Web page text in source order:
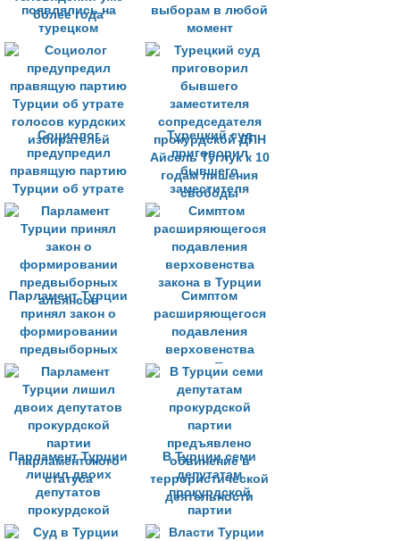
появлялись на
турецком
национальном
телевидении уже
более года
выборам в любой
момент
Социолог
предупредил
правящую партию
Турции об утрате
голосов курдских
избирателей
Турецкий суд
приговорил
бывшего
заместителя
сопредседателя
прокурдской ДПН
Айсель Туглук к 10
годам лишения
свободы
Парламент Турции
принял закон о
формировании
предвыборных
альянсов
Cимптом
расширяющегося
подавления
верховенства
закона в Турции
Парламент Турции
лишил двоих
депутатов
прокурдской
партии
В Турции семи
депутатам
прокурдской
партии
предъявлено